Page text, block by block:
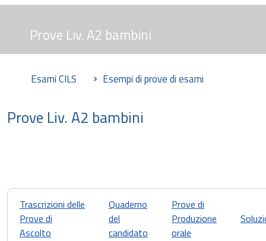
Prove Liv. A2 bambini
Esami CILS Esempi di prove di esami
Prove Liv. A2 bambini
Trascrizioni delle
Prove di
Ascolto
Quaderno
del
candidato
Prove di
Produzione
orale